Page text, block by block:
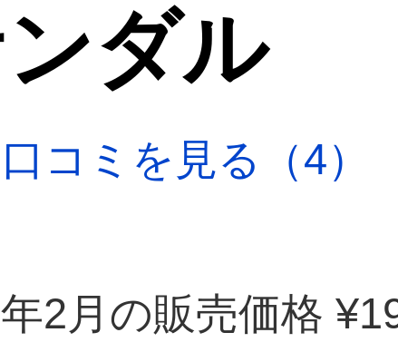
ダル
口コミを見る（4）
2月の販売価格